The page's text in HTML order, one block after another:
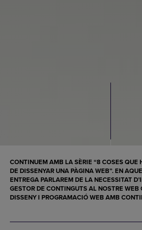
CONTINUEM AMB LA SÈRIE “8 COSES QUE
DE DISSENYAR UNA PÀGINA WEB”. EN
ENTREGA PARLAREM DE LA NECESSITAT D’
GESTOR DE CONTINGUTS AL NOSTRE WEB
DISSENY I PROGRAMACIÓ WEB AMB